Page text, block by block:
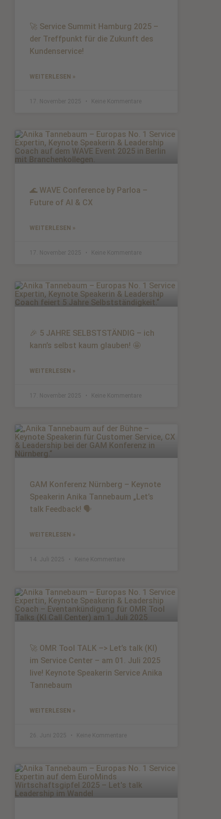
🚀 Service Summit Hamburg 2025 –
der Treffpunkt für die Zukunft des
Kundenservice!
WEITERLESEN »
17. November 2025 Keine Kommentare
🌊 WAVE Conference by Parloa –
Future of AI & CX
WEITERLESEN »
17. November 2025 Keine Kommentare
🎉 5 JAHRE SELBSTSTÄNDIG – ich
kann’s selbst kaum glauben! 🤩
WEITERLESEN »
17. November 2025 Keine Kommentare
GAM Konferenz Nürnberg – Keynote
Speakerin Anika Tannebaum „Let’s
talk Feedback! 🗣️
WEITERLESEN »
14. Juli 2025 Keine Kommentare
🚀 OMR Tool TALK –> Let’s talk (KI)
im Service Center – am 01. Juli 2025
live! Keynote Speakerin Service Anika
Tannebaum
WEITERLESEN »
26. Juni 2025 Keine Kommentare